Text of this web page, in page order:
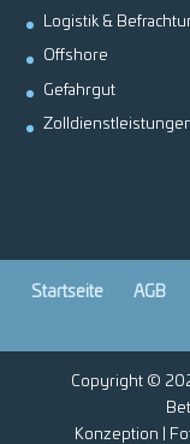
Logistik &
Offshore
Gefahrgut
Startseite AGB
Copyright ©
Konzeption |